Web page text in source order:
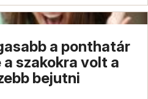
a ponthatár
a szakokra volt a
bejutni